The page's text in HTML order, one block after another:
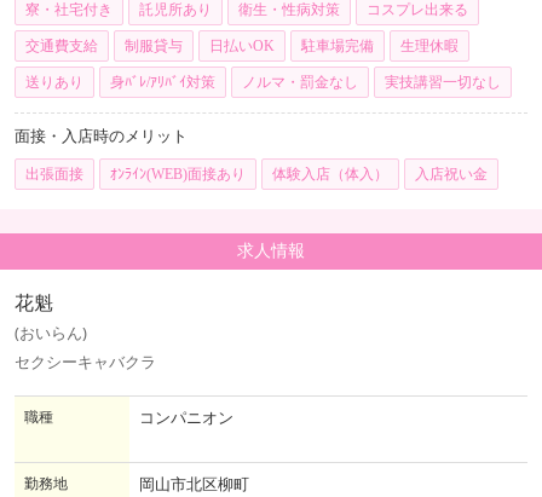
寮・社宅付き 託児所あり 衛生・性病対策 コスプレ出来る
交通費支給 制服貸与 日払いOK 駐車場完備 生理休暇
送りあり 身ﾊﾞﾚ/ｱﾘﾊﾞｲ対策 ノルマ・罰金なし 実技講習一切なし
面接・入店時のメリット
出張面接 ｵﾝﾗｲﾝ(WEB)面接あり 体験入店（体入） 入店祝い金
求人情報
花魁
(おいらん)
セクシーキャバクラ
職種 コンパニオン
勤務地 岡山市北区柳町